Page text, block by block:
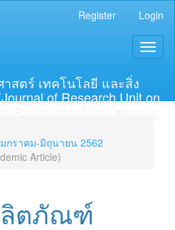
Register Login
สตร์ เทคโนโลยี และสิ่ง
of Research Unit on
Environment for Learning)
กราคม-มิถุนายน 2562
Article)
ลิตภัณฑ์